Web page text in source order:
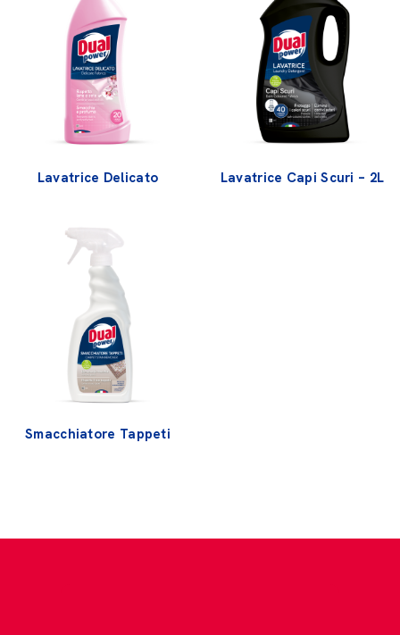
Lavatrice Delicato Lavatrice Capi Scuri – 2L
Smacchiatore Tappeti